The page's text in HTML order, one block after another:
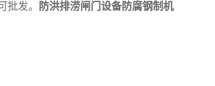
发。
防洪排涝闸门设备防腐钢制机